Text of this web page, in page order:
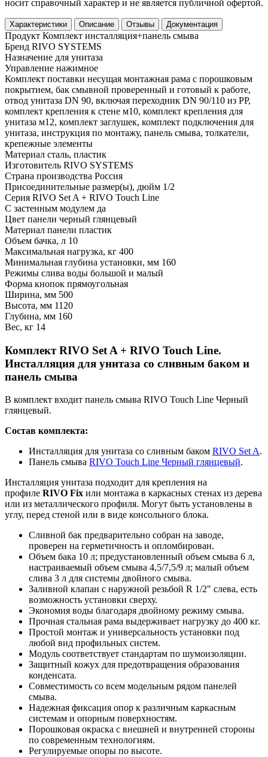
носит справочный характер и не является публичной офертой.
Характеристики Описание Отзывы Документация
Продукт Комплект инсталляция+панель смыва
Бренд RIVO SYSTEMS
Назначение для унитаза
Управление нажимное
Комплект поставки несущая монтажная рама с порошковым
покрытием, бак смывной проверенный и готовый к работе,
отвод унитаза DN 90, включая переходник DN 90/110 из PP,
комплект крепления к стене м10, комплект крепления для
унитаза м12, комплект заглушек, комплект подключения для
унитаза, инструкция по монтажу, панель смыва, толкатели,
крепежные элементы
Материал сталь, пластик
Изготовитель RIVO SYSTEMS
Страна производства Россия
Присоединительные размер(ы), дюйм 1/2
Серия RIVO Set A + RIVO Touch Line
С застенным модулем да
Цвет панели черный глянцевый
Материал панели пластик
Объем бачка, л 10
Максимальная нагрузка, кг 400
Минимальная глубина установки, мм 160
Режимы слива воды большой и малый
Форма кнопок прямоугольная
Ширина, мм 500
Высота, мм 1120
Глубина, мм 160
Вес, кг 14
Комплект RIVO Set A + RIVO Touch Line.
Инсталляция для унитаза со сливным баком и
панель смыва
В комплект входит панель смыва RIVO Touch Line Черный
глянцевый.
Состав комплекта:
Инсталляция для унитаза со сливным баком RIVO Set A.
Панель смыва RIVO Touch Line Черный глянцевый.
Инсталляция унитаза подходит для крепления на
профиле RIVO Fix или монтажа в каркасных стенах из дерева
или из металлического профиля. Могут быть установлены в
углу, перед стеной или в виде консольного блока.
Сливной бак предварительно собран на заводе,
проверен на герметичность и опломбирован.
Объем бака 10 л; предустановленный объем смыва 6 л,
настраиваемый объем смыва 4,5/7,5/9 л; малый объем
слива 3 л для системы двойного смыва.
Заливной клапан с наружной резьбой R 1/2" слева, есть
возможность установки сверху.
Экономия воды благодаря двойному режиму смыва.
Прочная стальная рама выдерживает нагрузку до 400 кг.
Простой монтаж и универсальность установки под
любой вид профильных систем.
Модуль соответствует стандартам по шумоизоляции.
Защитный кожух для предотвращения образования
конденсата.
Совместимость со всем модельным рядом панелей
смыва.
Надежная фиксация опор к различным каркасным
системам и опорным поверхностям.
Порошковая окраска с внешней и внутренней стороны
по современным технологиям.
Регулируемые опоры по высоте.